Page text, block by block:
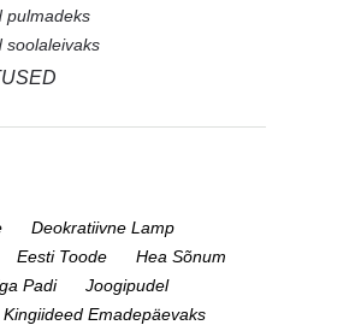
pulmadeks
soolaleivaks
Deokratiivne Lamp
Eesti Toode
Hea Sõnum
Padi
Joogipudel
Kingiideed Emadepäevaks